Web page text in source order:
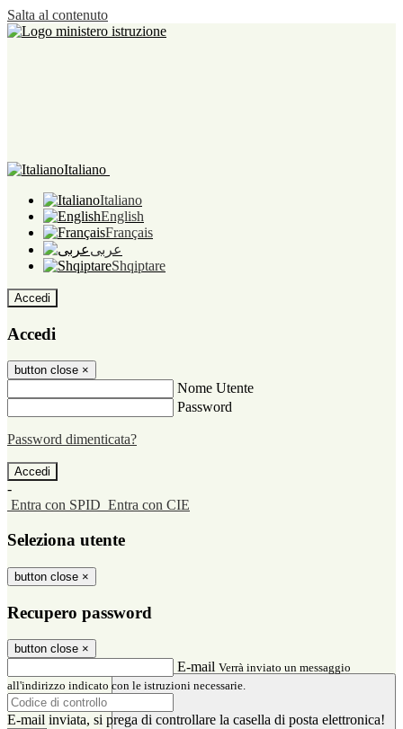
Salta al contenuto
Italiano
Italiano
English
Français
عربى
Shqiptare
Accedi
Accedi
button close ×
Nome Utente
Password
Password dimenticata?
-
Entra con SPID Entra con CIE
Seleziona utente
button close ×
Recupero password
button close ×
E-mail Verrà inviato un messaggio
all'indirizzo indicato con le istruzioni necessarie.
E-mail inviata, si prega di controllare la casella di posta elettronica!